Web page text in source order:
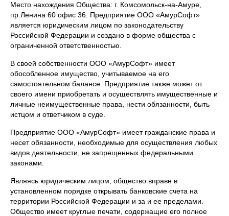
Место нахождения Общества: г. Комсомольск-на-Амуре,
пр.Ленина 60 офис 36. Предприятие ООО «АмурСофт»
является юридическим лицом по законодательству
Российской Федерации и создано в форме общества с
ограниченной ответственностью.
В своей собственности ООО «АмурСофт» имеет
обособленное имущество, учитываемое на его
самостоятельном балансе. Предприятие также может от
своего имени приобретать и осуществлять имущественные и
личные неимущественные права, нести обязанности, быть
истцом и ответчиком в суде.
Предприятие ООО «АмурСофт» имеет гражданские права и
несет обязанности, необходимые для осуществления любых
видов деятельности, не запрещенных федеральными
законами.
Являясь юридическим лицом, общество вправе в
установленном порядке открывать банковские счета на
территории Российской Федерации и за и ее пределами.
Общество имеет круглые печати, содержащие его полное